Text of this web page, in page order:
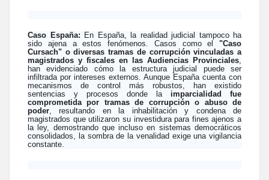
Caso España: En España, la realidad judicial tampoco ha
sido ajena a estos fenómenos. Casos como el "Caso
Cursach" o diversas tramas de corrupción vinculadas a
magistrados y fiscales en las Audiencias Provinciales,
han evidenciado cómo la estructura judicial puede ser
infiltrada por intereses externos. Aunque España cuenta con
mecanismos de control más robustos, han existido
sentencias y procesos donde la imparcialidad fue
comprometida por tramas de corrupción o abuso de
poder, resultando en la inhabilitación y condena de
magistrados que utilizaron su investidura para fines ajenos a
la ley, demostrando que incluso en sistemas democráticos
consolidados, la sombra de la venalidad exige una vigilancia
constante.